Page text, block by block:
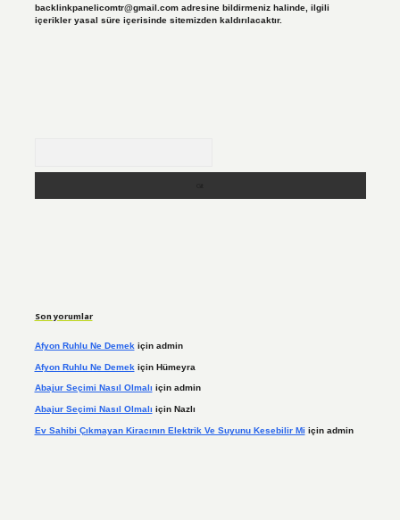
backlinkpanelicomtr@gmail.comadresine bildirmeniz halinde, ilgili
içerikler yasal süre içerisinde sitemizden kaldırılacaktır.
Son yorumlar
Afyon Ruhlu Ne Demek için admin
Afyon Ruhlu Ne Demek için Hümeyra
Abajur Seçimi Nasıl Olmalı için admin
Abajur Seçimi Nasıl Olmalı için Nazlı
Ev Sahibi Çıkmayan Kiracının Elektrik Ve Suyunu Kesebilir Mi için admin